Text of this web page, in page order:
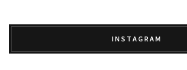
INSTAGRAM